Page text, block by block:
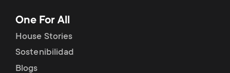
One For All
House Stories
Sostenibilidad
Blogs